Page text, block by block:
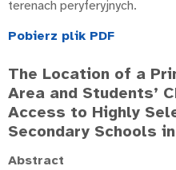
terenach peryferyjnych.
Pobierz plik PDF
The Location of a
Area and Students’
Access to Highly
Secondary Schools
Abstract